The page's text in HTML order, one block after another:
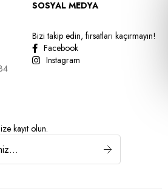
SOSYAL MEDYA
Bizi takip edin, fırsatları kaçırmayın!
Facebook
Instagram
kayıt olun.